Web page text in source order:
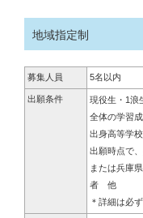
地域指定制
募集人員 5名以内
出願条件
現役生・1浪
全体の学習
出身高等学
出願時点で
または兵庫
者 他
＊詳細は必